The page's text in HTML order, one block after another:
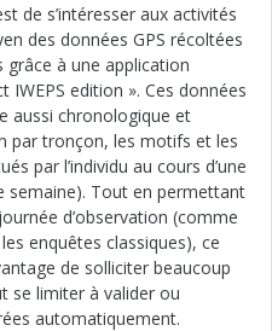
de s’intéresser aux activités
des données GPS récoltées
à une application
edition ». Ces données
aussi chronologique et
par tronçon, les motifs et les
par l’individu au cours d’une
semaine). Tout en permettant
d’observation (comme
enquêtes classiques), ce
de solliciter beaucoup
se limiter à valider ou
automatiquement.